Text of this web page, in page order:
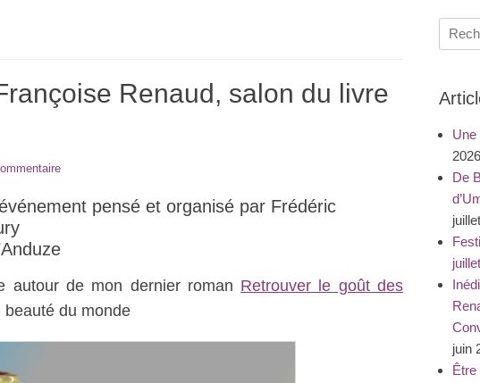
Renaud, salon du livre
pensé et organisé par Frédéric
autour de mon dernier roman Retrouver le goût des
du monde
pour
Une
2026
De
juin
Être